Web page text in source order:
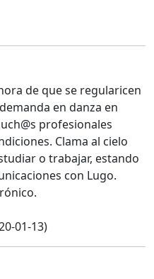
de que se regularicen
en danza en
profesionales
Clama al cielo
o trabajar, estando
con Lugo.
01-13)